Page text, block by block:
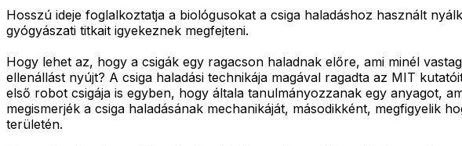
Hosszú ideje foglalkoztatja a biológusokat a csiga haladáshoz használt
gyógyászati titkait igyekeznek megfejteni.
Hogy lehet az, hogy a csigák egy ragacson haladnak előre, ami minél
ellenállást nyújt? A csiga haladási technikája magával ragadta az MIT
első robot csigája is egyben, hogy általa tanulmányozzanak egy anyagot,
megismerjék a csiga haladásának mechanikáját, másodikként,
területén.